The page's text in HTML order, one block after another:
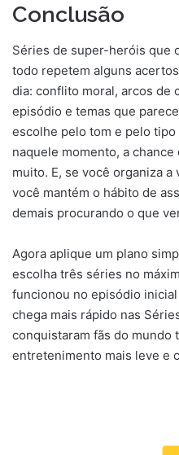
Conclusão
Séries de super-heróis que
todo repetem alguns
dia: conflito moral, arcos de
episódio e temas que
escolhe pelo tom e pelo
naquele momento, a
muito. E, se você organiza
você mantém o hábito de
demais procurando o que
Agora aplique um plano
escolha três séries no
funcionou no episódio
chega mais rápido nas
conquistaram fãs do mundo
entretenimento mais leve e